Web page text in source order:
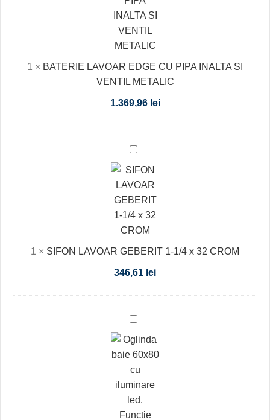
SI
VENTIL
METALIC
1 × BATERIE LAVOAR EDGE CU PIPA INALTA SI
VENTIL METALIC
1.369,96 lei
SIFON
LAVOAR
GEBERIT
1-
1/4
x
CROM
1 × SIFON LAVOAR GEBERIT 1-1/4 x 32 CROM
346,61 lei
Oglinda
baie
60x80
iluminare
led.
Functie